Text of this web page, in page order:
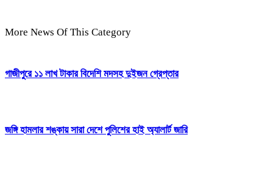
More News Of This Category
গাজীপুরে ১১ লাখ টাকার বিদেশি মদসহ দুইজন গ্রেপ্তার
জঙ্গি হামলার শঙ্কায় সারা দেশে পুলিশের হাই অ্যালার্ট জারি